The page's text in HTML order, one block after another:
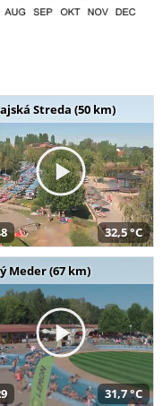
Streda (50 km)
32,5 °C
Meder (67 km)
31,7 °C